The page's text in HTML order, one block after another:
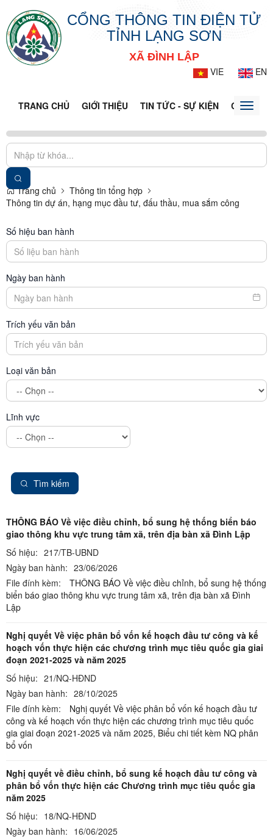
CỔNG THÔNG TIN ĐIỆN TỬ
TỈNH LẠNG SƠN
XÃ ĐÌNH LẬP
VIE
EN
TRANG CHỦ GIỚI THIỆU TIN TỨC - SỰ KIỆN CỔNGToggle
Trang chủ
Thông tin tổng hợp
Thông tin dự án, hạng mục đầu tư, đấu thầu, mua sắm công
Số hiệu ban hành
Ngày ban hành
Trích yếu văn bản
Loại văn bản
Lĩnh vực
Tìm kiếm
THÔNG BÁO Về việc điều chỉnh, bổ sung hệ thống biển báo
giao thông khu vực trung tâm xã, trên địa bàn xã Đình Lập
Số hiệu: 217/TB-UBND
Ngày ban hành: 23/06/2026
File đính kèm:
THÔNG BÁO Về việc điều chỉnh, bổ sung hệ thống
biển báo giao thông khu vực trung tâm xã, trên địa bàn xã Đình
Lập
Nghị quyết Về việc phân bổ vốn kế hoạch đầu tư công và kế
hoạch vốn thực hiện các chương trình mục tiêu quốc gia giai
đoạn 2021-2025 và năm 2025
Số hiệu: 21/NQ-HĐND
Ngày ban hành: 28/10/2025
File đính kèm:
Nghị quyết Về việc phân bổ vốn kế hoạch đầu tư
công và kế hoạch vốn thực hiện các chương trình mục tiêu quốc
gia giai đoạn 2021-2025 và năm 2025, Biểu chi tiết kèm NQ phân
bổ vốn
Nghị quyết về điều chỉnh, bổ sung kế hoạch đầu tư công và
phân bổ vốn thực hiện các Chương trình mục tiêu quốc gia
năm 2025
Số hiệu: 18/NQ-HĐND
Ngày ban hành: 16/06/2025